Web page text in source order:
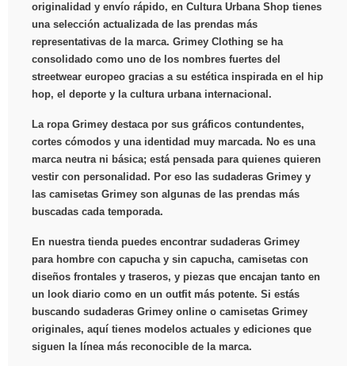
originalidad y envío rápido, en Cultura Urbana Shop tienes
una selección actualizada de las prendas más
representativas de la marca. Grimey Clothing se ha
consolidado como uno de los nombres fuertes del
streetwear europeo gracias a su estética inspirada en el hip
hop, el deporte y la cultura urbana internacional.
La ropa Grimey destaca por sus gráficos contundentes,
cortes cómodos y una identidad muy marcada. No es una
marca neutra ni básica; está pensada para quienes quieren
vestir con personalidad. Por eso las sudaderas Grimey y
las camisetas Grimey son algunas de las prendas más
buscadas cada temporada.
En nuestra tienda puedes encontrar sudaderas Grimey
para hombre con capucha y sin capucha, camisetas con
diseños frontales y traseros, y piezas que encajan tanto en
un look diario como en un outfit más potente. Si estás
buscando sudaderas Grimey online o camisetas Grimey
originales, aquí tienes modelos actuales y ediciones que
siguen la línea más reconocible de la marca.